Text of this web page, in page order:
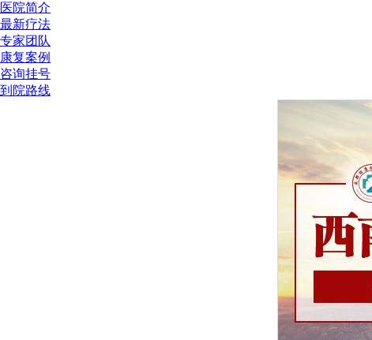
医院简介
最新疗法
专家团队
康复案例
咨询挂号
到院路线